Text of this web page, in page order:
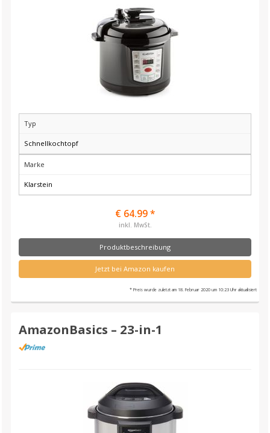
Typ
Schnellkochtopf
Marke
Klarstein
€ 64.99 *
inkl. MwSt.
Produktbeschreibung
Jetzt bei Amazon kaufen
* Preis wurde zuletzt am 18. Februar 2020 um 10:23 Uhr aktualisiert
AmazonBasics – 23-in-1